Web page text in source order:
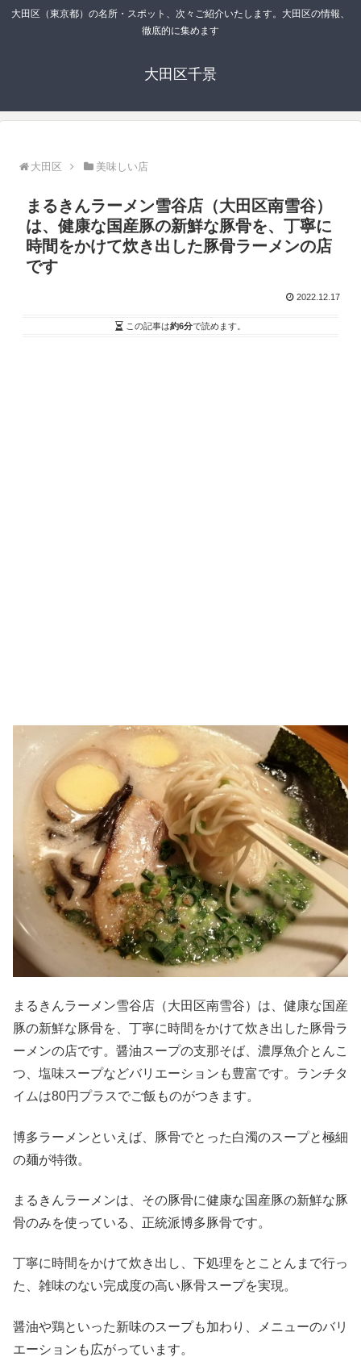
大田区（東京都）の名所・スポット、次々ご紹介いたします。大田区の情報、
徹底的に集めます
大田区千景
大田区 美味しい店
まるきんラーメン雪谷店（大田区南雪谷）
は、健康な国産豚の新鮮な豚骨を、丁寧に
時間をかけて炊き出した豚骨ラーメンの店
です
2022.12.17
この記事は約6分で読めます。
まるきんラーメン雪谷店（大田区南雪谷）は、健康な国産
豚の新鮮な豚骨を、丁寧に時間をかけて炊き出した豚骨ラ
ーメンの店です。醤油スープの支那そば、濃厚魚介とんこ
つ、塩味スープなどバリエーションも豊富です。ランチタ
イムは80円プラスでご飯ものがつきます。
博多ラーメンといえば、豚骨でとった白濁のスープと極細
の麺が特徴。
まるきんラーメンは、その豚骨に健康な国産豚の新鮮な豚
骨のみを使っている、正統派博多豚骨です。
丁寧に時間をかけて炊き出し、下処理をとことんまで行っ
た、雑味のない完成度の高い豚骨スープを実現。
醤油や鶏といった新味のスープも加わり、メニューのバリ
エーションも広がっています。